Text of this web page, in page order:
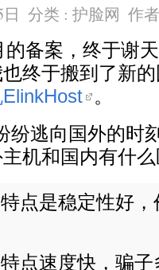
分类 : 护脸网 作
的备案，终于谢
终于搬到了新
。
纷逃向国外的时
机和国内有什
点是稳定性好
点速度快，骗